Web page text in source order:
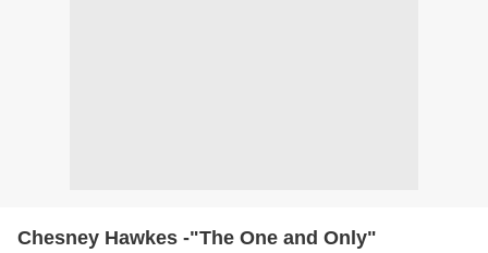
Chesney Hawkes -"The One and Only"